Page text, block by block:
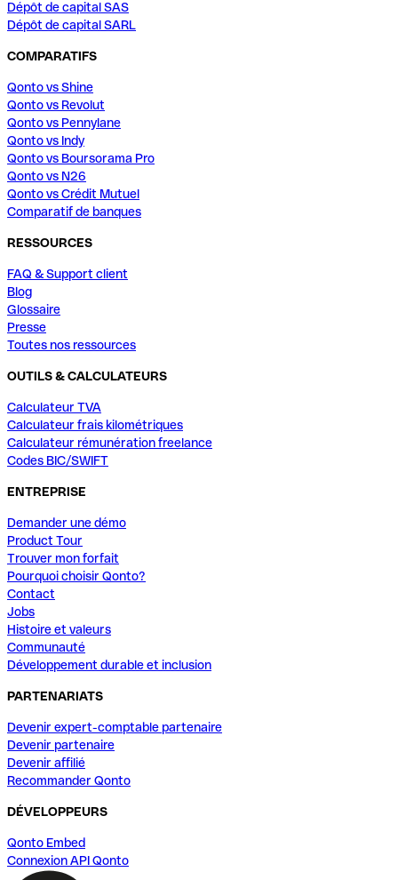
Dépôt de capital SAS
Dépôt de capital SARL
COMPARATIFS
Qonto vs Shine
Qonto vs Revolut
Qonto vs Pennylane
Qonto vs Indy
Qonto vs Boursorama Pro
Qonto vs N26
Qonto vs Crédit Mutuel
Comparatif de banques
RESSOURCES
FAQ & Support client
Blog
Glossaire
Presse
Toutes nos ressources
OUTILS & CALCULATEURS
Calculateur TVA
Calculateur frais kilométriques
Calculateur rémunération freelance
Codes BIC/SWIFT
ENTREPRISE
Demander une démo
Product Tour
Trouver mon forfait
Pourquoi choisir Qonto?
Contact
Jobs
Histoire et valeurs
Communauté
Développement durable et inclusion
PARTENARIATS
Devenir expert-comptable partenaire
Devenir partenaire
Devenir affilié
Recommander Qonto
DÉVELOPPEURS
Qonto Embed
Connexion API Qonto